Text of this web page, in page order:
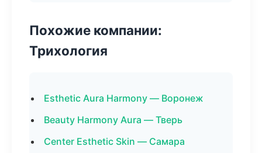
Похожие компании:
Трихология
Esthetic Aura Harmony — Воронеж
Beauty Harmony Aura — Тверь
Center Esthetic Skin — Самара